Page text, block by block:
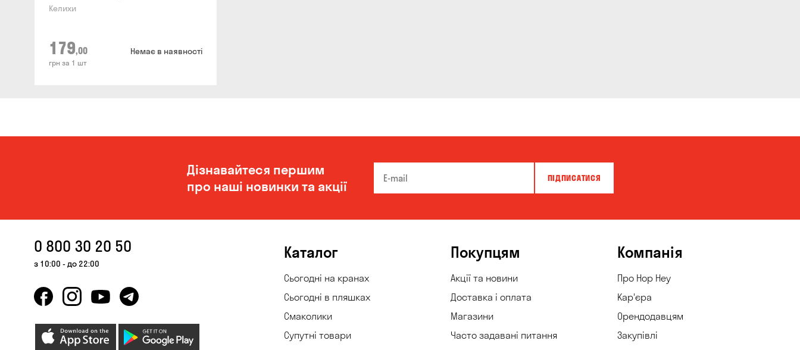
Келихи
179,00
грн за 1 шт
Немає в наявності
Дізнавайтеся першим
про наші новинки та акції
ПІДПИСАТИСЯ
0 800 30 20 50
з 10:00 - до 22:00
Каталог
Сьогодні на кранах
Сьогодні в пляшках
Смаколики
Супутні товари
Покупцям
Акції та новини
Доставка і оплата
Магазини
Часто задавані питання
Компанія
Про Hop Hey
Кар'єра
Орендодавцям
Закупівлі